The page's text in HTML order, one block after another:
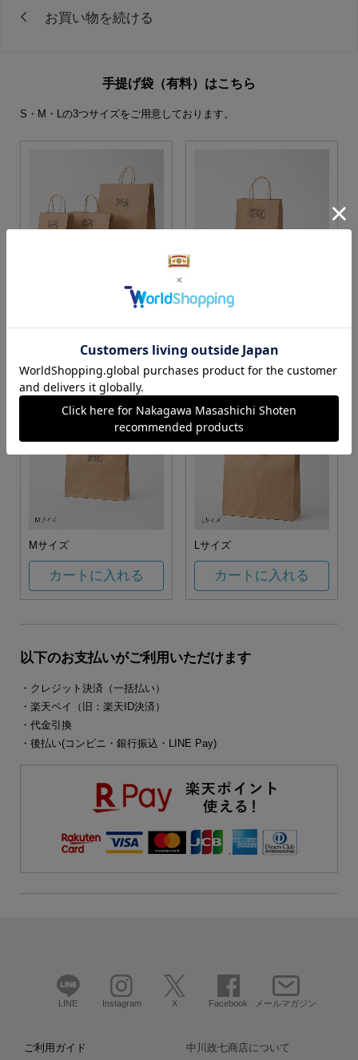
手提げ袋（有料）はこちら
S・M・Lの3つサイズをご用意しております。
S・M・Lサイズより当店に
カートに入れる
Sサイズ
カートに入れる
Mサイズ
カートに入れる
Lサイズ
カートに入れる
以下のお支払いがご利用いただけます
・クレジット決済（一括払い）
・楽天ペイ（旧：楽天ID決済）
・代金引換
・後払い(コンビニ・銀行振込・LINE Pay)
LINE Instagram X Facebook メールマガジン
ご利用ガイド 中川政七商店について